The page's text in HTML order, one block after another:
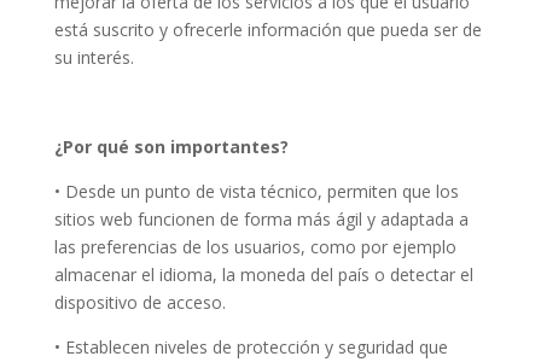
está suscrito y ofrecerle información que pueda ser de
su interés.
¿Por qué son importantes?
• Desde un punto de vista técnico, permiten que los
sitios web funcionen de forma más ágil y adaptada a
las preferencias de los usuarios, como por ejemplo
almacenar el idioma, la moneda del país o detectar el
dispositivo de acceso.
• Establecen niveles de protección y seguridad que